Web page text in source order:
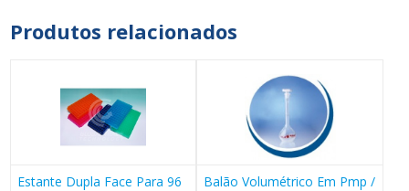
Produtos relacionados
Estante Dupla Face Para 96
Balão Volumétrico Em Pmp /